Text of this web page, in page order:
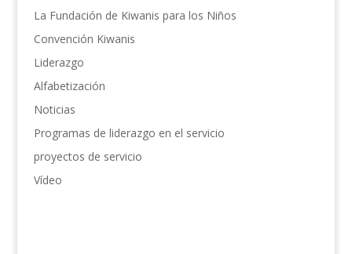
La Fundación de Kiwanis para los Niños
Convención Kiwanis
Liderazgo
Alfabetización
Noticias
Programas de liderazgo en el servicio
proyectos de servicio
Vídeo